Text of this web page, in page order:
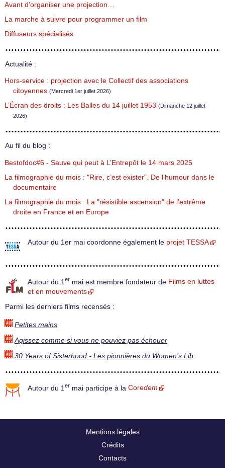
Avant d’organiser une projection…
La marche à suivre pour programmer un film
Diffuseurs spécialisés
Actualité :
Hors-service : projection avec le Collectif des associations
citoyennes (Mercredi 1er juillet 2026)
L’Écran des droits : Les Balles du 14 juillet 1953 (Dimanche 12 juillet
2026)
Au fil du blog :
Bestofdoc#6 - Sauve qui peut à L’Entrepôt le 14 mars 2025
La filmographie du mois : "Rire, c’est exister". De l’humour dans le
documentaire
La filmographie du mois : La "résistible ascension" de l’extrême
droite en France et en Europe
Autour du 1er mai coordonne également le projet TESSA
Autour du 1 er mai est membre fondateur de Films en luttes
et en mouvements
Parmi les derniers films recensés :
Petites mains
Agissez comme si vous ne pouviez pas échouer
30 Years of Sisterhood - Les pionnières du Women’s Lib
Autour du 1 er mai participe à la Coredem
Mentions légales
Crédits
Contacts